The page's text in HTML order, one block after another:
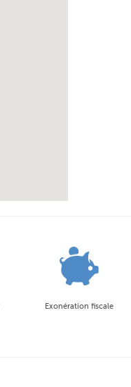
Exonération fiscale